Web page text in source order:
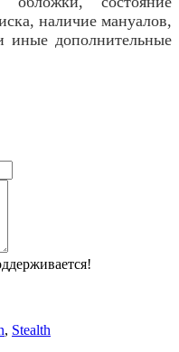
наличие мануалов,
иные дополнительные
, Stealth